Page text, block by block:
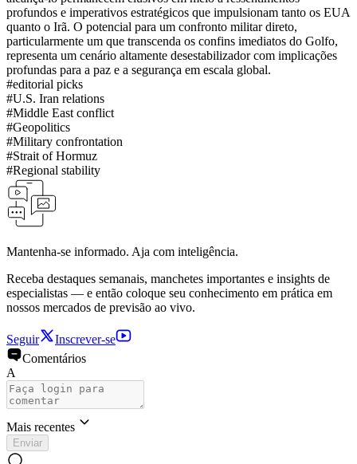
profundos e imperativos estratégicos que impulsionam tanto os EUA
quanto o Irã. O potencial para um confronto militar direto,
particularmente um que transcenda os confins imediatos do Golfo,
representa um cenário altamente desestabilizador com implicações
profundas para a paz e a segurança em escala global.
#editorial picks
#U.S. Iran relations
#Middle East conflict
#Geopolitics
#Military confrontation
#Strait of Hormuz
#Regional stability
Mantenha-se informado. Aja com inteligência.
Receba destaques semanais, manchetes importantes e insights de
especialistas — e então coloque seu conhecimento em prática em
nossos mercados de previsão ao vivo.
Seguir
Inscrever-se
Comentários
A
Mais recentes
Enviar